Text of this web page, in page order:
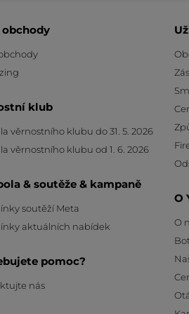
obchody
klub
věrnostního klubu do 31. 5. 2026
věrnostního klubu od 1. 6. 2026
& soutěže & kampaně
soutěží Meta
aktuálních nabídek
pomoc?
nás
O
O